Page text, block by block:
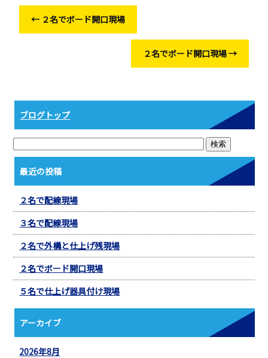
o
o
← ２名でボード開口現場
２名でボード開口現場→
ブログトップ
最近の投稿
２名で配線現場
３名で配線現場
２名で外構と仕上げ残現場
２名でボード開口現場
５名で仕上げ器具付け現場
アーカイブ
2026年8月